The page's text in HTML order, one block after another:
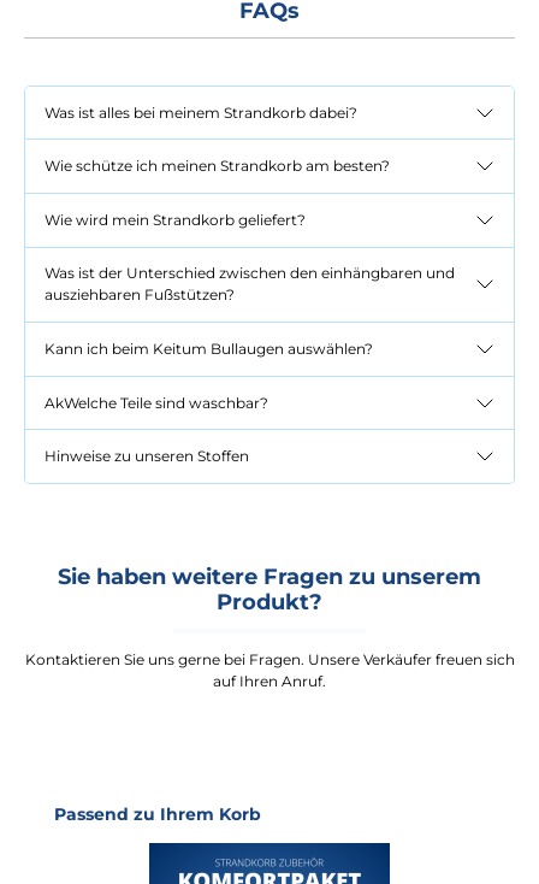
FAQs
Was ist alles bei meinem Strandkorb dabei?
Wie schütze ich meinen Strandkorb am besten?
Wie wird mein Strandkorb geliefert?
Was ist der Unterschied zwischen den einhängbaren und
ausziehbaren Fußstützen?
Kann ich beim Keitum Bullaugen auswählen?
AkWelche Teile sind waschbar?
Hinweise zu unseren Stoffen
Sie haben weitere Fragen zu unserem
Produkt?
Kontaktieren Sie uns gerne bei Fragen. Unsere Verkäufer freuen sich
auf Ihren Anruf.
Produktgalerie überspringen
Passend zu Ihrem Korb